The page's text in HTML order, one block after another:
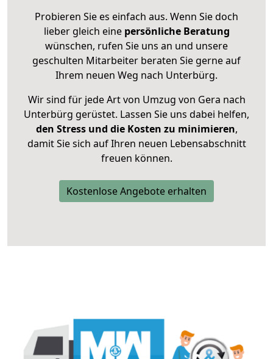
Probieren Sie es einfach aus. Wenn Sie doch
lieber gleich eine persönliche Beratung
wünschen, rufen Sie uns an und unsere
geschulten Mitarbeiter beraten Sie gerne auf
Ihrem neuen Weg nach Unterbürg.
Wir sind für jede Art von Umzug von Gera nach
Unterbürg gerüstet. Lassen Sie uns dabei helfen,
den Stress und die Kosten zu minimieren,
damit Sie sich auf Ihren neuen Lebensabschnitt
freuen können.
Kostenlose Angebote erhalten